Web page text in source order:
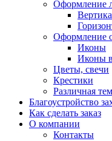
Оформление
Оформление
Иконы
Иконы
Цветы, свечи
Крестики
Различная
Благоустройство
Как сделать заказ
О компании
Контакты